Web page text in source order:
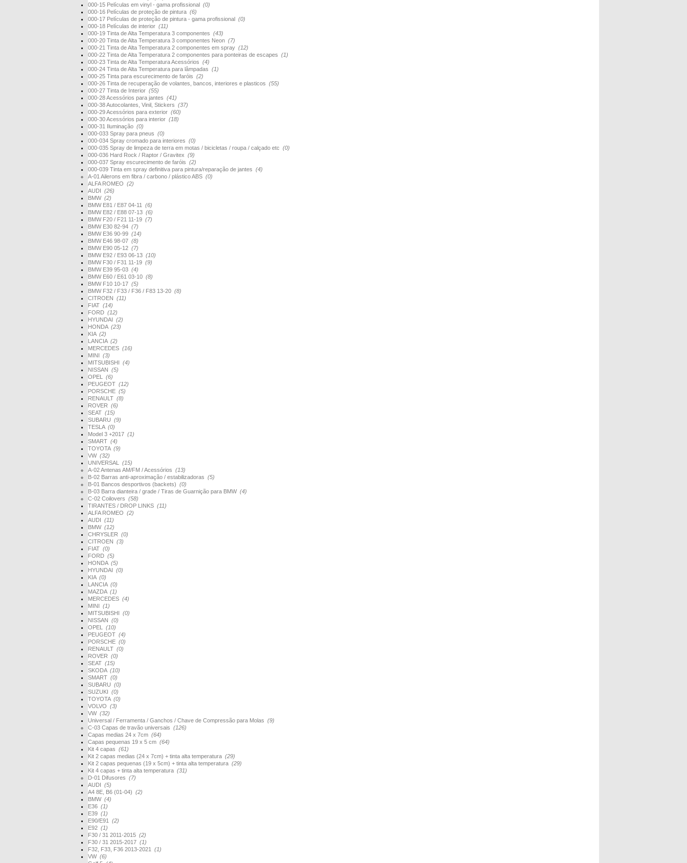
000-15 Películas em vinyl - gama profissional (0)
000-16 Películas de proteção de pintura (6)
000-17 Películas de proteção de pintura - gama profissional (0)
000-18 Películas de interior (11)
000-19 Tinta de Alta Temperatura 3 componentes (43)
000-20 Tinta de Alta Temperatura 3 componentes Neon (7)
000-21 Tinta de Alta Temperatura 2 componentes em spray (12)
000-22 Tinta de Alta Temperatura 2 componentes para ponteiras de escapes (1)
000-23 Tinta de Alta Temperatura Acessórios (4)
000-24 Tinta de Alta Temperatura para lâmpadas (1)
000-25 Tinta para escurecimento de faróis (2)
000-26 Tinta de recuperação de volantes, bancos, interiores e plasticos (55)
000-27 Tinta de Interior (55)
000-28 Acessórios para jantes (41)
000-38 Autocolantes, Vinil, Stickers (37)
000-29 Acessórios para exterior (60)
000-30 Acessórios para interior (18)
000-31 Iluminação (0)
000-033 Spray para pneus (0)
000-034 Spray cromado para interiores (0)
000-035 Spray de limpeza de terra em motas / bicicletas / roupa / calçado etc (0)
000-036 Hard Rock / Raptor / Gravitex (9)
000-037 Spray escurecimento de faróis (2)
000-039 Tinta em spray definitiva para pintura/reparação de jantes (4)
A-01 Ailerons em fibra / carbono / plástico ABS (0)
ALFA ROMEO (2)
AUDI (26)
BMW (2)
BMW E81 / E87 04-11 (6)
BMW E82 / E88 07-13 (6)
BMW F20 / F21 11-19 (7)
BMW E30 82-94 (7)
BMW E36 90-99 (14)
BMW E46 98-07 (8)
BMW E90 05-12 (7)
BMW E92 / E93 06-13 (10)
BMW F30 / F31 11-19 (9)
BMW E39 95-03 (4)
BMW E60 / E61 03-10 (8)
BMW F10 10-17 (5)
BMW F32 / F33 / F36 / F83 13-20 (8)
CITROEN (11)
FIAT (14)
FORD (12)
HYUNDAI (2)
HONDA (23)
KIA (2)
LANCIA (2)
MERCEDES (16)
MINI (3)
MITSUBISHI (4)
NISSAN (5)
OPEL (6)
PEUGEOT (12)
PORSCHE (5)
RENAULT (8)
ROVER (6)
SEAT (15)
SUBARU (9)
TESLA (0)
Model 3 +2017 (1)
SMART (4)
TOYOTA (9)
VW (32)
UNIVERSAL (15)
A-02 Antenas AM/FM / Acessórios (13)
B-02 Barras anti-aproximação / estabilizadoras (5)
B-01 Bancos desportivos (backets) (0)
B-03 Barra dianteira / grade / Tiras de Guarnição para BMW (4)
C-02 Coilovers (58)
TIRANTES / DROP LINKS (11)
ALFA ROMEO (2)
AUDI (11)
BMW (12)
CHRYSLER (0)
CITROEN (3)
FIAT (0)
FORD (5)
HONDA (5)
HYUNDAI (0)
KIA (0)
LANCIA (0)
MAZDA (1)
MERCEDES (4)
MINI (1)
MITSUBISHI (0)
NISSAN (0)
OPEL (10)
PEUGEOT (4)
PORSCHE (0)
RENAULT (0)
ROVER (0)
SEAT (15)
SKODA (10)
SMART (0)
SUBARU (0)
SUZUKI (0)
TOYOTA (0)
VOLVO (3)
VW (32)
Universal / Ferramenta / Ganchos / Chave de Compressão para Molas (9)
C-03 Capas de travão universais (126)
Capas medias 24 x 7cm (64)
Capas pequenas 19 x 5 cm (64)
Kit 4 capas (61)
Kit 2 capas medias (24 x 7cm) + tinta alta temperatura (29)
Kit 2 capas pequenas (19 x 5cm) + tinta alta temperatura (29)
Kit 4 capas + tinta alta temperatura (31)
D-01 Difusores (7)
AUDI (5)
A4 8E, B6 (01-04) (2)
BMW (4)
E36 (1)
E39 (1)
E90/E91 (2)
E92 (1)
F30 / 31 2011-2015 (2)
F30 / 31 2015-2017 (1)
F32, F33, F36 2013-2021 (1)
VW (6)